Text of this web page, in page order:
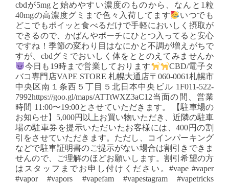
cbdが5mgと始めやすい濃度のものから、なんと1粒
40mgの高濃度グミまで色々入荷してます
いつでも
どこでもポイッと食べるだけで手軽においしく摂取が
できるので、かばんやポーチにひとつ入ってると安心
ですね！季節の変わり目はなにかと不調が増えがちで
すが、cbdグミでおいしく体をととのえてみませんか
今日も19時まで営業しております
CBD/電子タ
バコ専門店VAPE STORE 札幌大通店〒060-0061札幌市
中央区南１条西５丁目５北日本中央ビル 1F011-522-
7992https://goo.gl/maps/ATTtWXZ3aC12当面の間、営業
時間 11:00〜19:00とさせていただきます。 【駐車場の
お知らせ】5,000円以上お買い物いただき、近隣の駐車
場の駐車券を提示いただいたお客様には、400円の割
引をさせていただきます。ただし、コインパーキング
などで駐車証明書のご提示がない場合は割引きできま
せんので、ご理解のほどお願いします。割引希望の方
はスタッフまでお申し付けください。#vape #vaper
#vapor #vapors #vapefam #vapestagram #vapetricks